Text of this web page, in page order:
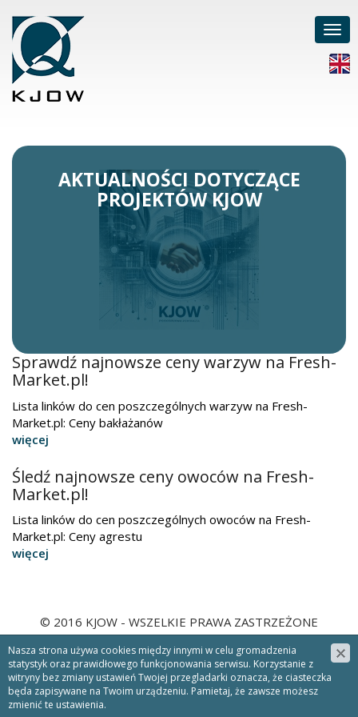
AKTUALNOŚCI DOTYCZĄCE
PROJEKTÓW KJOW
Sprawdź najnowsze ceny warzyw na Fresh-
Market.pl!
Lista linków do cen poszczególnych warzyw na Fresh-
Market.pl: Ceny bakłażanów
więcej
Śledź najnowsze ceny owoców na Fresh-
Market.pl!
Lista linków do cen poszczególnych owoców na Fresh-
Market.pl: Ceny agrestu
więcej
© 2016 KJOW - WSZELKIE PRAWA ZASTRZEŻONE
PROJEKT &CMS:WWW.ZSTUDIO.PL
NEWSLETTER
Zapisz się
Nasza strona używa cookies między innymi w celu gromadzenia
statystyk oraz prawidłowego funkcjonowania serwisu. Korzystanie z
witryny bez zmiany ustawień Twojej przegladarki oznacza, że ciasteczka
będa zapisywane na Twoim urządzeniu. Pamietaj, że zawsze możesz
zmienić te ustawienia.